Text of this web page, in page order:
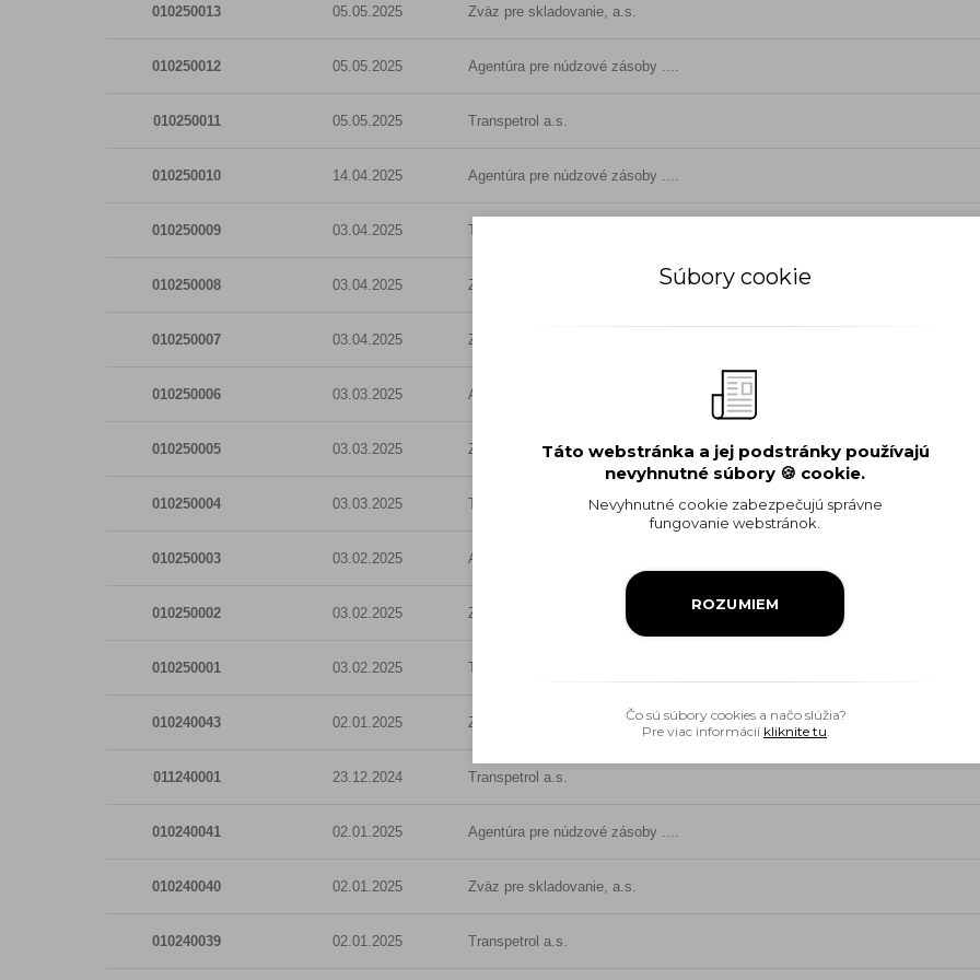
Súbory cookie
Táto webstránka a jej podstránky používajú
nevyhnutné súbory 🍪 cookie.
Nevyhnutné cookie zabezpečujú správne
fungovanie webstránok.
ROZUMIEM
Čo sú súbory cookies a načo slúžia?
Pre viac informácií kliknite tu
010250013 05.05.2025 Zväz pre skladovanie, a.s.
010250012 05.05.2025 Agentúra pre núdzové zásoby ....
010250011 05.05.2025 Transpetrol a.s.
010250010 14.04.2025 Agentúra pre núdzové zásoby ....
010250009 03.04.2025 Transpetrol a.s.
010250008 03.04.2025 Zväz pre skladovanie, a.s.
010250007 03.04.2025 Zväz pre skladovanie, a.s.
010250006 03.03.2025 Agentúra pre núdzové zásoby ....
010250005 03.03.2025 Zväz pre skladovanie, a.s.
010250004 03.03.2025 Transpetrol a.s.
010250003 03.02.2025 Agentúra pre núdzové zásoby ....
010250002 03.02.2025 Zväz pre skladovanie, a.s.
010250001 03.02.2025 Transpetrol a.s.
010240043 02.01.2025 Zväz pre skladovanie, a.s.
011240001 23.12.2024 Transpetrol a.s.
010240041 02.01.2025 Agentúra pre núdzové zásoby ....
010240040 02.01.2025 Zväz pre skladovanie, a.s.
010240039 02.01.2025 Transpetrol a.s.